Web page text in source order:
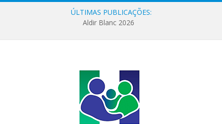
ÚLTIMAS PUBLICAÇÕES:
Aldir Blanc 2026